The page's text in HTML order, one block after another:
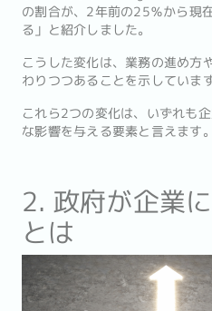
の割合が、2年前の25％から現
る」と紹介しました。
こうした変化は、業務の進め方
わりつつあることを示しています
これら2つの変化は、いずれも
な影響を与える要素と言えます。
2. 政府が企業
とは